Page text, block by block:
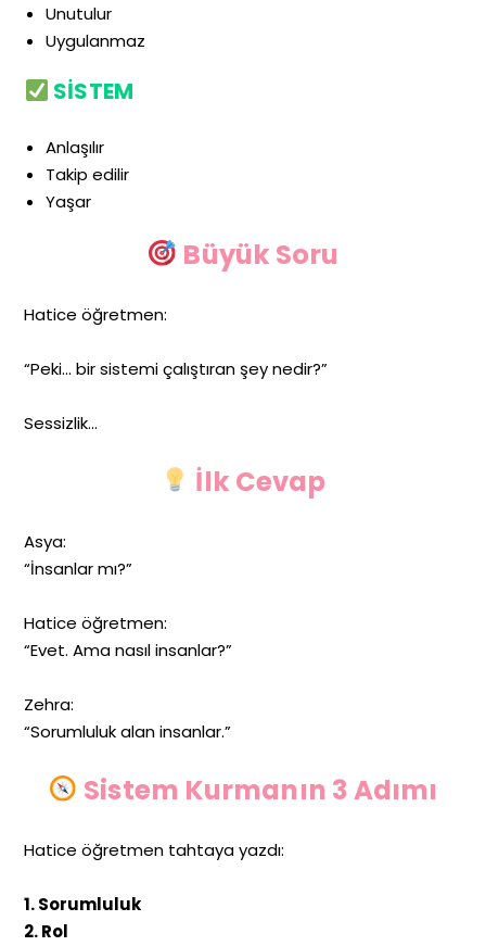
Unutulur
Uygulanmaz
SİSTEM
Anlaşılır
Takip edilir
Yaşar
Büyük Soru
Hatice öğretmen:
“Peki… bir sistemi çalıştıran şey nedir?”
Sessizlik…
İlk Cevap
Asya:
“İnsanlar mı?”
Hatice öğretmen:
“Evet. Ama nasıl insanlar?”
Zehra:
“Sorumluluk alan insanlar.”
Sistem Kurmanın 3 Adımı
Hatice öğretmen tahtaya yazdı:
1. Sorumluluk
2. Rol